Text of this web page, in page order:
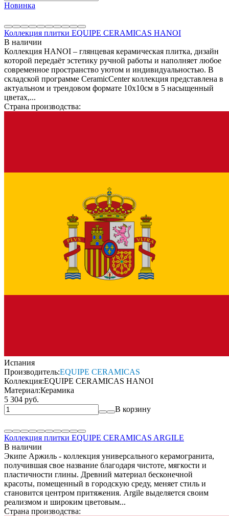
Новинка
Коллекция плитки EQUIPE CERAMICAS HANOI
В наличии
Коллекция HANOI – глянцевая керамическая плитка, дизайн
которой передаёт эстетику ручной работы и наполняет любое
современное пространство уютом и индивидуальностью. В
складской программе CeramicCenter коллекция представлена в
актуальном и трендовом формате 10х10см в 5 насыщенный
цветах,...
Страна производства:
Испания
Производитель:EQUIPE CERAMICAS
Коллекция:EQUIPE CERAMICAS HANOI
Материал:Керамика
5 304 руб.
В корзину
Коллекция плитки EQUIPE CERAMICAS ARGILE
В наличии
Экипе Аржиль - коллекция универсального керамогранита,
получившая свое название благодаря чистоте, мягкости и
пластичности глины. Древний материал бесконечной
красоты, помещенный в городскую среду, меняет стиль и
становится центром притяжения. Argile выделяется своим
реализмом и широким цветовым...
Страна производства: